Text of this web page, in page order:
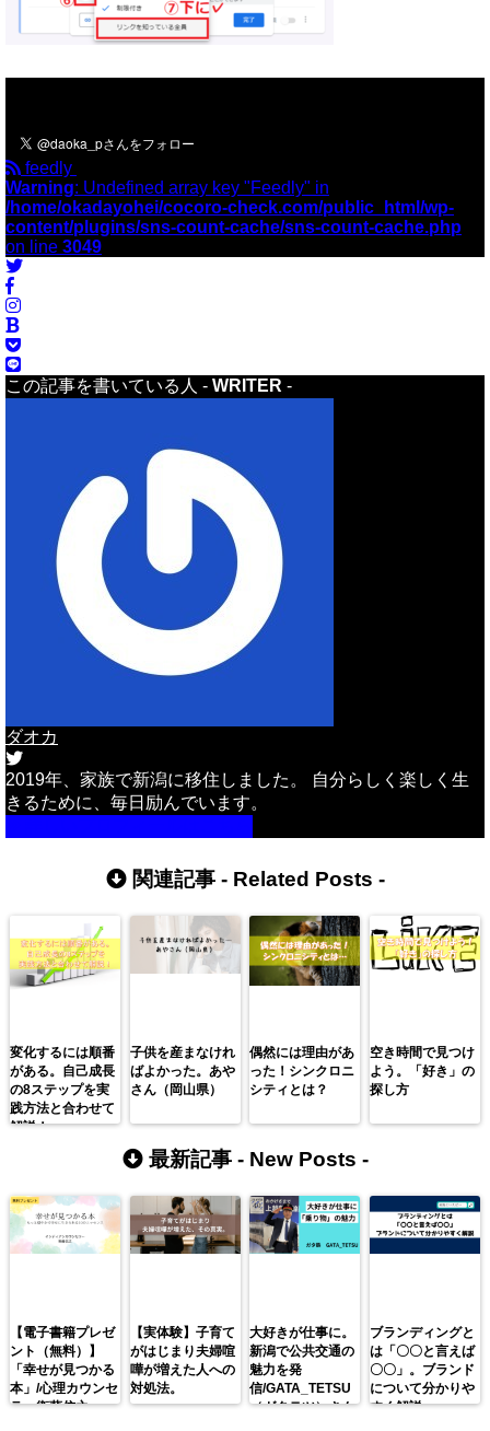
feedly
Warning: Undefined array key "Feedly" in
/home/okadayohei/cocoro-check.com/public_html/wp-
content/plugins/sns-count-cache/sns-count-cache.php
on line 3049
この記事を書いている人 - WRITER -
ダオカ
2019年、家族で新潟に移住しました。 自分らしく楽しく生
きるために、毎日励んでいます。
関連記事 - Related Posts -
変化するには順番
がある。自己成長
の8ステップを実
践方法と合わせて
解説！
子供を産まなけれ
ばよかった。あや
さん（岡山県）
偶然には理由があ
った！シンクロニ
シティとは？
空き時間で見つけ
よう。「好き」の
探し方
最新記事 - New Posts -
【電子書籍プレゼ
ント（無料）】
「幸せが見つかる
本」/心理カウンセ
ラー衛藤信之
【実体験】子育て
がはじまり夫婦喧
嘩が増えた人への
対処法。
大好きが仕事に。
新潟で公共交通の
魅力を発
信/GATA_TETSU
（ガタテツ）さん
ブランディングと
は「〇〇と言えば
〇〇」。ブランド
について分かりや
すく解説。